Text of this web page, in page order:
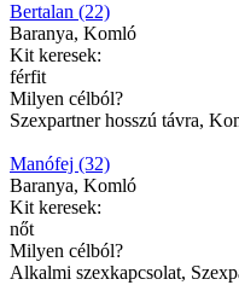
Bertalan (22)
Baranya, Komló
Kit keresek:
férfit
Milyen célból?
Szexpartner hosszú távra,
Manófej (32)
Baranya, Komló
Kit keresek:
nőt
Milyen célból?
Alkalmi szexkapcsolat,